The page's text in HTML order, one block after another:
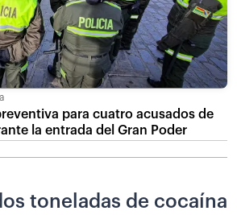
para cuatro acusados de
la entrada del Gran Poder
toneladas de cocaína